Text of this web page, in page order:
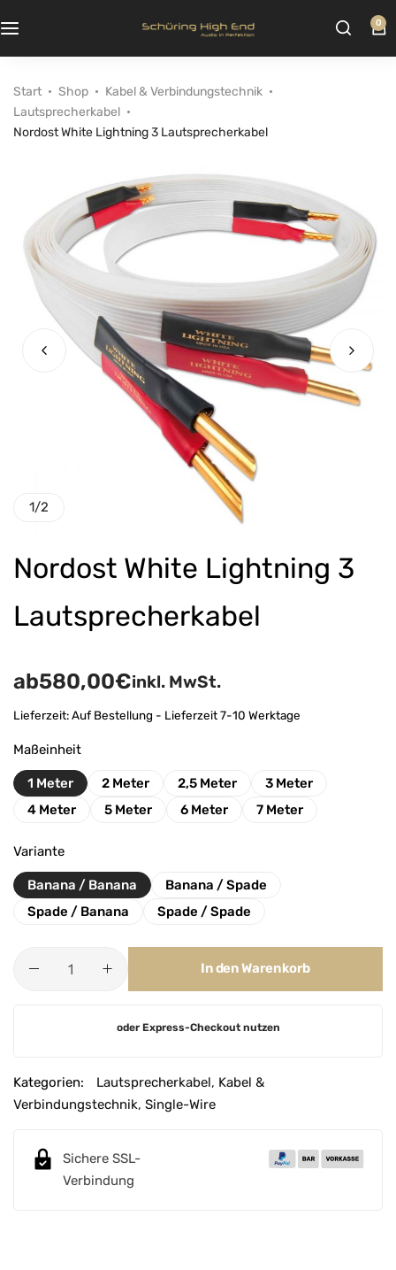
0
Start Shop
Kabel & Verbindungstechnik
Lautsprecherkabel
Nordost White Lightning 3 Lautsprecherkabel
1/2
Nordost White Lightning 3
Lautsprecherkabel
ab580,00€inkl. MwSt.
Lieferzeit:Auf Bestellung - Lieferzeit 7-10 Werktage
Maßeinheit
1 Meter 2 Meter 2,5 Meter
3 Meter
4 Meter
5 Meter 6 Meter 7 Meter
Variante
Banana / Banana
Banana / Spade
Spade / Banana
Spade / Spade
In den Warenkorb
e
r
oder Express-Checkout nutzen
Kategorien: Lautsprecherkabel, Kabel &
Verbindungstechnik, Single-Wire
Sichere SSL-
Verbindung